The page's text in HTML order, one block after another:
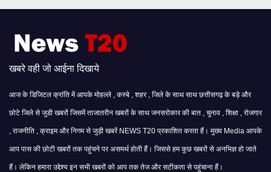
खबरे वही जो आईना दिखाये
आज के डिजिटल क्रांति में आपके मोहल्ले , कस्बे , शहर , जिले के साथ साथ छत्तीसगढ़ के बड़े और
छोटे जिले से जुडी खबरों जिसमें ताजातरीन खबरों के साथ जनसरोकार की बात , चुनाव , शिक्षा , रोजगार
, राजनीति , क्राइम और निगम से जुड़ी खबरें NEWS T20 प्रकाशित करता हैं। मुख्य Media आपके
आप पास की छोटी खबरों तक पहुंचने पर असमर्थ होती हैं। जिससे हम कुछ खबरों से अनभिज्ञ हो जाते
हैं। लेकिन हमारा उद्देश्य इन सभी खबरों को आप तक तेज और सटीकता से पहुंचाना हैं।